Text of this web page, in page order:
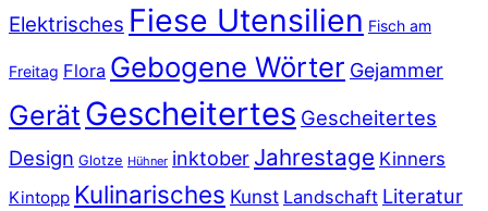
Elektrisches Fiese Utensilien Fisch am
Freitag Flora Gebogene Wörter Gejammer
Gerät Gescheitertes Gescheitertes
Design Glotze Hühner inktober Jahrestage Kinners
Kintopp Kulinarisches Kunst Landschaft Literatur